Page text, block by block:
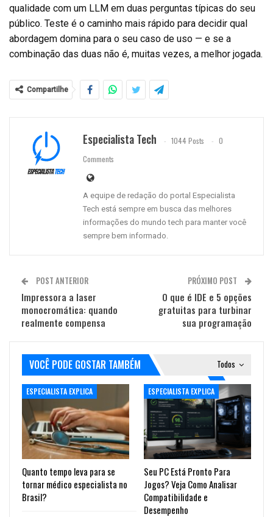
qualidade com um LLM em duas perguntas típicas do seu
público. Teste é o caminho mais rápido para decidir qual
abordagem domina para o seu caso de uso — e se a
combinação das duas não é, muitas vezes, a melhor jogada.
Compartilhe
Especialista Tech 1044 Posts
0
Comments
A equipe de redação do portal Especialista
Tech está sempre em busca das melhores
informações do mundo tech para manter você
sempre bem informado.
POST ANTERIOR
Impressora a laser
monocromática: quando
realmente compensa
PRÓXIMO POST
O que é IDE e 5 opções
gratuitas para turbinar
sua programação
Todos
VOCÊ PODE GOSTAR TAMBÉM
ESPECIALISTA EXPLICA
Quanto tempo leva para se
tornar médico especialista no
Brasil?
ESPECIALISTA EXPLICA
Seu PC Está Pronto Para
Jogos? Veja Como Analisar
Compatibilidade e
Desempenho